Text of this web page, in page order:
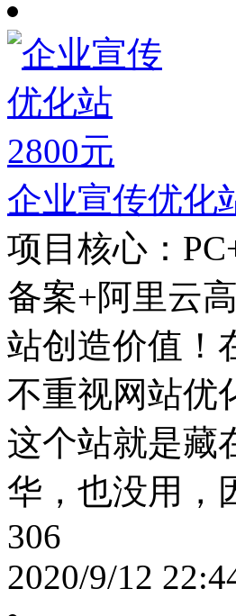
企业宣传优化
项目核心：
备案+阿里云
站创造价值！
不重视网站优
这个站就是藏
华，也没用，
306
2020/9/12